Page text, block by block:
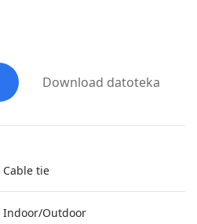
Download datoteka
Cable tie
Indoor/Outdoor